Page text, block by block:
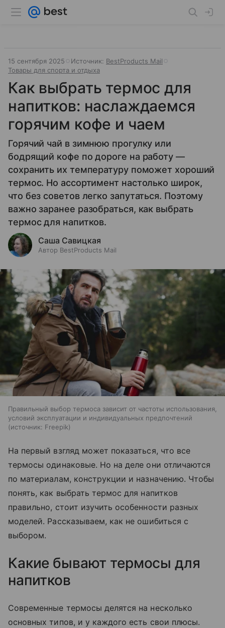
15 сентября 2025 Источник: BestProducts Mail
Товары для спорта и отдыха
Как выбрать термос для
напитков: наслаждаемся
горячим кофе и чаем
Горячий чай в зимнюю прогулку или
бодрящий кофе по дороге на работу —
сохранить их температуру поможет хороший
термос. Но ассортимент настолько широк,
что без советов легко запутаться. Поэтому
важно заранее разобраться, как выбрать
термос для напитков.
Саша Савицкая
Автор BestProducts Mail
Правильный выбор термоса зависит от частоты использования,
условий эксплуатации и индивидуальных предпочтений
источник: Freepik
На первый взгляд может показаться, что все
термосы одинаковые. Но на деле они отличаются
по материалам, конструкции и назначению. Чтобы
понять, как выбрать термос для напитков
правильно, стоит изучить особенности разных
моделей. Рассказываем, как не ошибиться с
выбором.
Какие бывают термосы для
напитков
Современные термосы делятся на несколько
основных типов, и у каждого есть свои плюсы.